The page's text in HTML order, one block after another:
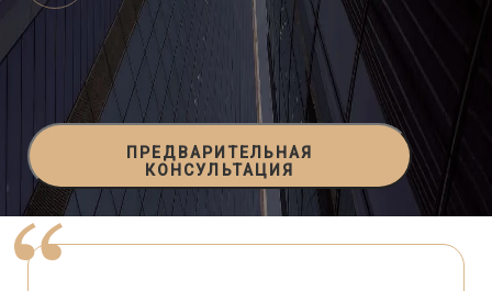
ПРЕДВАРИТЕЛЬНАЯ
КОНСУЛЬТАЦИЯ